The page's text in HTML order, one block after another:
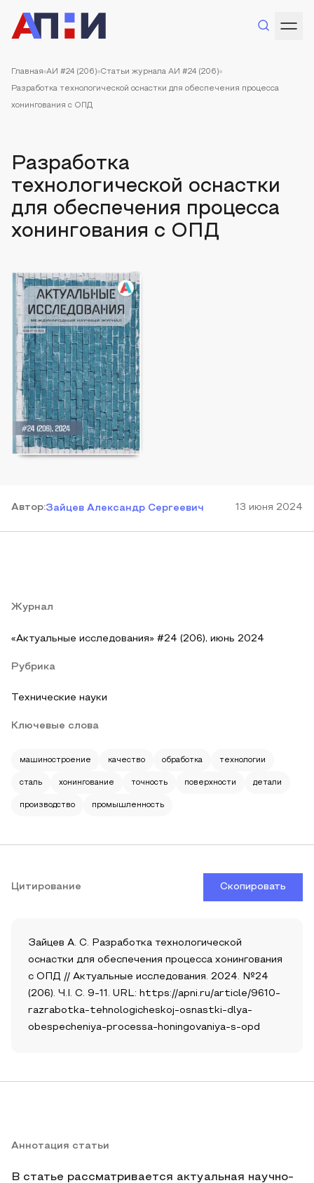
Главная АИ #24 (206) Статьи журнала АИ #24 (206)
Разработка технологической оснастки для обеспечения процесса
хонингования с ОПД
Разработка
технологической оснастки
для обеспечения процесса
хонингования с ОПД
Автор:Зайцев Александр Сергеевич 13 июня 2024
Журнал
«Актуальные исследования» #24 (206), июнь 2024
Рубрика
Технические науки
Ключевые слова
машиностроение качество обработка технологии
сталь хонингование точность поверхности детали
производство промышленность
Цитирование Скопировать
Зайцев А. С. Разработка технологической
оснастки для обеспечения процесса хонингования
с ОПД // Актуальные исследования. 2024. №24
(206). Ч.I. С. 9-11. URL: https://apni.ru/article/9610-
razrabotka-tehnologicheskoj-osnastki-dlya-
obespecheniya-processa-honingovaniya-s-opd
Аннотация статьи
В статье рассматривается актуальная научно-